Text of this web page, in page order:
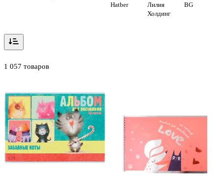
Hatber
Лилия
Холдинг
BG
1 057 товаров